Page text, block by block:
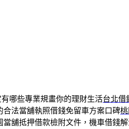
哪些專業規畫你的理財生活台北借
合法當舖執照借錢免留車方案口碑
當舖抵押借款檢附文件，機車借錢